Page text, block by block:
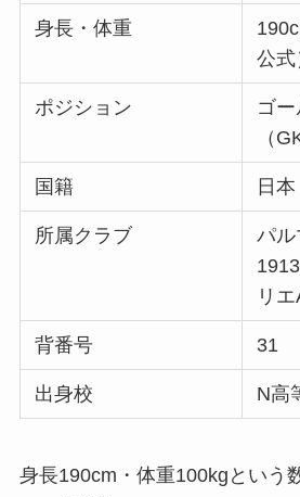
身長・体重
公式
ポジション
ゴ
（
国籍 日本
所属クラブ
パル
リエ
背番号 31
出身校 N高
身長190cm・体重100kgという